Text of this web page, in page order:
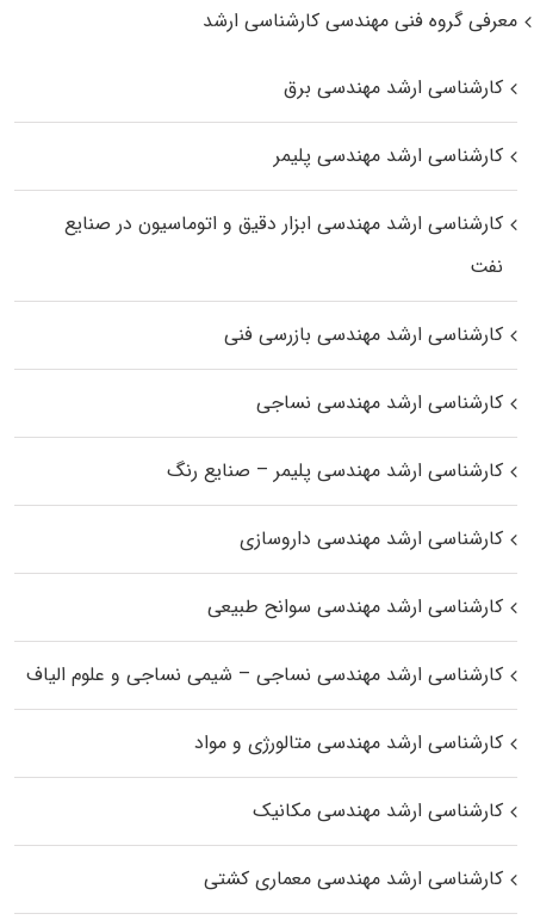
معرفی گروه فنی مهندسی کارشناسی ارشد
کارشناسی ارشد مهندسی برق
کارشناسی ارشد مهندسی پلیمر
کارشناسی ارشد مهندسی ابزار دقیق و اتوماسیون در صنایع
نفت
کارشناسی ارشد مهندسی بازرسی فنی
کارشناسی ارشد مهندسی نساجی
کارشناسی ارشد مهندسی پلیمر – صنایع رنگ
کارشناسی ارشد مهندسی داروسازی
کارشناسی ارشد مهندسی سوانح طبیعی
کارشناسی ارشد مهندسی نساجی – شیمی نساجی و علوم الیاف
کارشناسی ارشد مهندسی متالورژی و مواد
کارشناسی ارشد مهندسی مکانیک
کارشناسی ارشد مهندسی معماری کشتی